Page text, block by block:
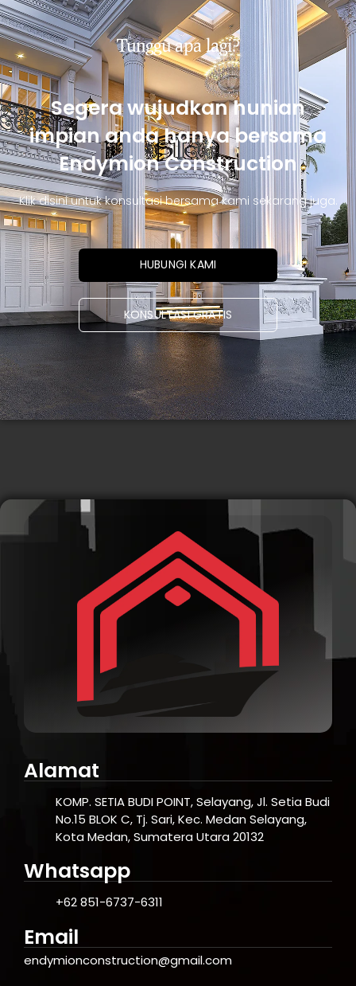
Tunggu apa lagi?
Segera wujudkan hunian
impian anda hanya bersama
Endymion Construction
Klik disini untuk konsultasi bersama kami sekarang juga.
HUBUNGI KAMI
KONSULTASI GRATIS
Alamat
KOMP. SETIA BUDI POINT, Selayang, Jl. Setia Budi
No.15 BLOK C, Tj. Sari, Kec. Medan Selayang,
Kota Medan, Sumatera Utara 20132
Whatsapp
+62 851-6737-6311
Email
endymionconstruction@gmail.com